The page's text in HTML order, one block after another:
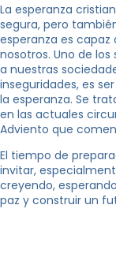
La esperanza
segura, pero
esperanza es
nosotros. Uno de
a nuestras
inseguridades, es
la esperanza. Se
en las actuales
Adviento que
El tiempo de
invitar,
creyendo,
paz y construir un